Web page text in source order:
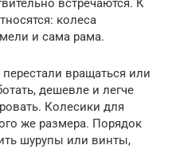
встречаются. К
колеса
и сама рама.
вращаться или
дешевле и легче
Колесики для
же размера. Порядок
шурупы или винты,